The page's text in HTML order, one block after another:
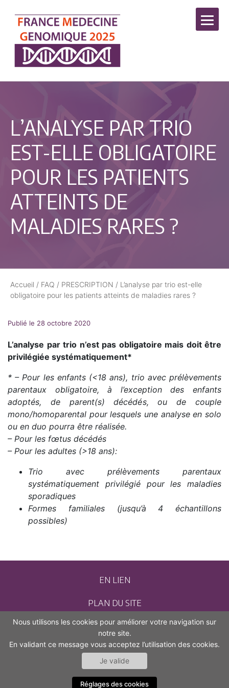
L’ANALYSE PAR TRIO
EST-ELLE OBLIGATOIRE
POUR LES PATIENTS
ATTEINTS DE
MALADIES RARES ?
Accueil / FAQ / PRESCRIPTION / L’analyse par trio est-elle
obligatoire pour les patients atteints de maladies rares ?
Publié le 28 octobre 2020
L’analyse par trio n’est pas obligatoire mais doit être
privilégiée systématiquement*
* – Pour les enfants (<18 ans), trio avec prélèvements
parentaux obligatoire, à l’exception des enfants
adoptés, de parent(s) décédés, ou de couple
mono/homoparental pour lesquels une analyse en solo
ou en duo pourra être réalisée.
– Pour les fœtus décédés
– Pour les adultes (>18 ans):
Trio avec prélèvements parentaux
systématiquement privilégié pour les maladies
sporadiques
Formes familiales (jusqu’à 4 échantillons
possibles)
EN LIEN
PLAN DU SITE
CONTACT
MENTIONS LÉGALES
ACCESSIBILITÉ (NON CONFORME)
Nous utilisons les cookies pour améliorer votre navigation sur
notre site.
En validant ce message vous acceptez l’utilisation des cookies.
Je valide
Réglages des cookies